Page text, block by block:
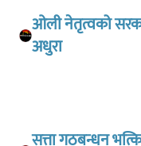
ओली नेतृत्वको
अधुरा